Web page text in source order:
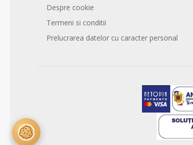
Despre cookie
Termeni si conditii
Prelucrarea datelor cu caracter personal